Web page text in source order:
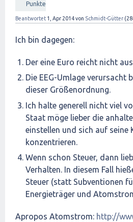
Punkte
Beantwortet 1, Apr 2014von Schmidt-Gütter (
Ich bin dagegen:
Der eine Euro reicht nicht
Die EEG-Umlage verursacht
dieser Größenordnung.
Ich halte generell nicht viel
Staat möge lieber die
einstellen und sich auf seine
konzentrieren.
Wenn schon Steuer, dann
Verhalten. In diesem Fall
Steuer (statt Subventionen
Energieträger und
Apropos Atomstrom: http://